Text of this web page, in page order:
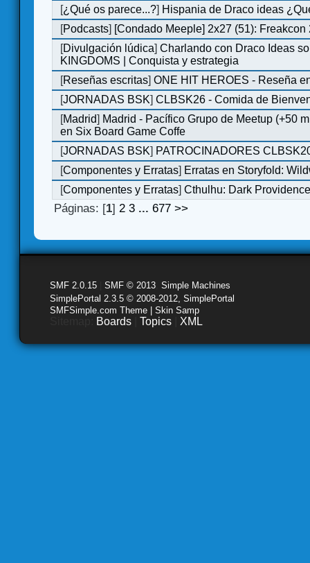
[¿Qué os parece...?] Hispania de Draco ideas
[Podcasts] [Condado Meeple] 2x27 (51): Freakcon
[Divulgación lúdica]Charlando con Draco Ideas
KINGDOMS | Conquista y estrategia
[Reseñas escritas]ONE HIT HEROES - Reseña
[JORNADAS BSK]CLBSK26 - Comida de
[Madrid] Madrid - Pacífico Grupo de Meetup (+50
en Six Board Game Coffe
[JORNADAS BSK] PATROCINADORES
[Componentes y Erratas] Erratas en Storyfold:
[Componentes y Erratas]Cthulhu: Dark
Páginas: [1]2 3 ...677 >>
SMF 2.0.15 SMF © 2013 Simple Machines
SimplePortal 2.3.5 © 2008-2012, SimplePortal
SMFSimple.com Theme | Skin Samp
Boards Topics XML